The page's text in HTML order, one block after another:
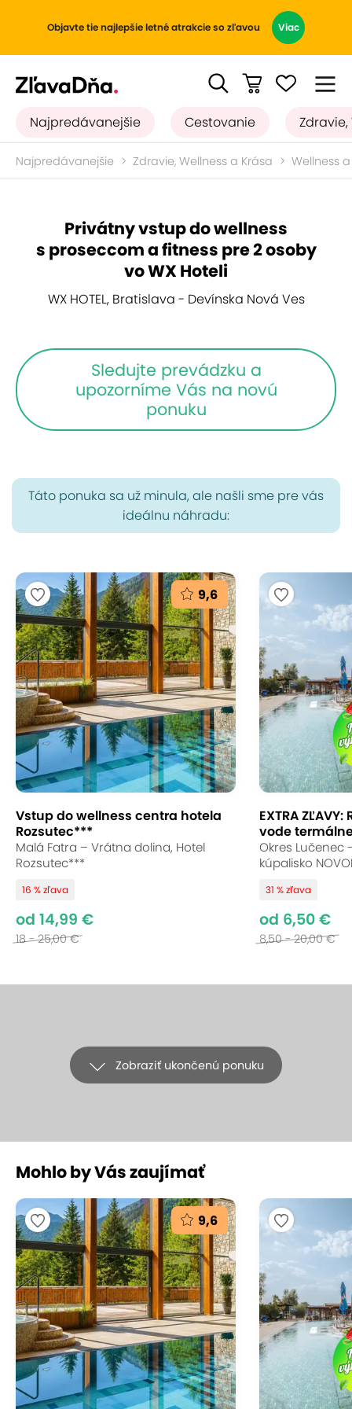
Objavte tie najlepšie letné atrakcie so zľavou Viac
Najpredávanejšie Cestovanie Zdravie,
Najpredávanejšie Zdravie, Wellness a Krása Wellness
Privátny vstup do wellness
s proseccom a fitness pre 2 osoby
vo WX Hoteli
WX HOTEL, Bratislava - Devínska Nová Ves
Sledujte prevádzku a
upozorníme Vás na novú
ponuku
Táto ponuka sa už minula, ale našli sme pre vás
ideálnu náhradu:
9,6
Vstup do wellness centra hotela
Rozsutec***
Malá Fatra – Vrátna dolina, Hotel
Rozsutec***
16 % zľava
od 14,99 €
18 - 25,00 €
EXTRA
vode
Okres Lučenec
kúpalisko
31 % zľava
od 6,50 €
8,50 - 20,00 €
Zobraziť ukončenú ponuku
+22
Privátny vstup do wellness
s proseccom a fitness pre 2 osoby
vo WX Hoteli
WX HOTEL, Bratislava - Devínska Nová Ves (mapa)
9.3Vynikajúce hodnotenie
Dokonalý pocit uvoľnenia nastáva vtedy, keď sa v
miestnosti stlmí svetlo, zapne sa príjemná hudba,
na hladine vody sa odráža mihot sviečok a vy sa
ponoríte do príjemných bubliniek. Doprajte si
Mohlo by Vás zaujímať
9,6